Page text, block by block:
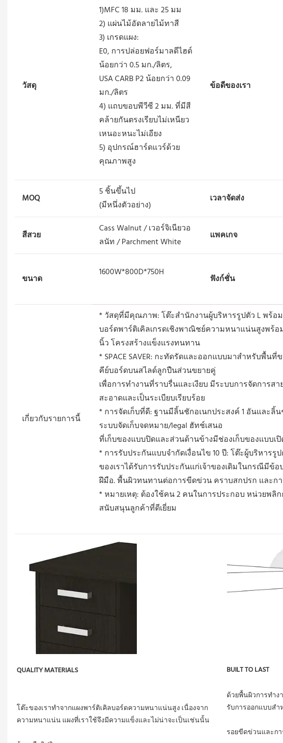
วัสดุ
1)MFC 18 มม. และ 25 มม
2) แผ่นไม้อัดลายไม้ทาสี
3) เกรดแผง:
E0, การปล่อยฟอร์มาลดีไฮด์
น้อยกว่า 0.5 มก./ลิตร,
USA CARB P2 น้อยกว่า 0.09
มก./ลิตร
4) แถบขอบพีวีซี 2 มม. ที่มีสี
คล้ายกันตรงเรียบไม่เหนียว
เหนอะหนะไม่เอียง
5) อุปกรณ์ฮาร์ดแวร์ด้วย
คุณภาพสูง
ข้อดีของเรา
MOQ
5 ชิ้นขึ้นไป
(มีหนึ่งตัวอย่าง)
เวลาจัดส่ง
สีสวย
Cass Walnut / เวอร์จิเนียวอ
ลนัท / Parchment White
แพคเกจ
ขนาด
1600W*800D*750H
ฟังก์ชั่น
เกี่ยวกับรายการนี้
* วัสดุที่มีคุณภาพ: โต๊ะสำนักงานผู้บริหารรูปตัว L พร้อ
บอร์ดพาร์ติเคิลเกรดเชิงพาณิชย์ความหนาแน่นสูงพร้อ
นิ้ว โครงสร้างแข็งแรงทนทาน
* SPACE SAVER: กะทัดรัดและออกแบบมาสำหรับพื้น
คีย์บอร์ดบนสไลด์ลูกปืนส่วนขยายคู่
เพื่อการทำงานที่ราบรื่นและเงียบ มีระบบการจัดการส
สะอาดและเป็นระเบียบเรียบร้อย
* การจัดเก็บที่ดี: ฐานมีลิ้นชักอเนกประสงค์ 1 อันและลิ้น
ระบบจัดเก็บจดหมาย/legal ฮัทช์เสนอ
ที่เก็บของแบบปิดและส่วนด้านข้างมีช่องเก็บของแบบเ
* การรับประกันแบบจำกัดเงื่อนไข 10 ปี: โต๊ะผู้บริหารรู
ของเราได้รับการรับประกันแก่เจ้าของเดิมในกรณีมีข้
ฝีมือ. พื้นผิวทนทานต่อการขีดข่วน คราบสกปรก และก
* หมายเหตุ: ต้องใช้คน 2 คนในการประกอบ หน่วยพลิ
สนับสนุนลูกค้าที่ดีเยี่ยม
โต๊ะของเราทำจากแผงพาร์ติเคิลบอร์ดความหนาแน่นสูง เนื่องจาก
BUILT TO LAST
ด้วยพื้นผิวการทำง